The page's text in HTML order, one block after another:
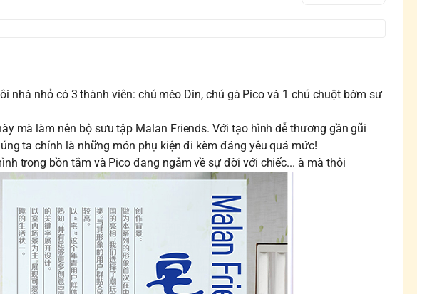
nhà nhỏ có 3 thành viên: chú mèo Din, chú gà Pico và 1 chú chuột bờm sư
mà làm nên bộ sưu tập Malan Friends. Với tạo hình dễ thương gần gũi
ta chính là những món phụ kiện đi kèm đáng yêu quá mức!
trong bồn tắm và Pico đang ngẫm về sự đời với chiếc... à mà thôi